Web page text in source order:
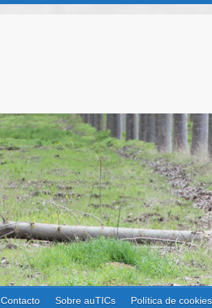
Contacto Sobre auTICs Política de